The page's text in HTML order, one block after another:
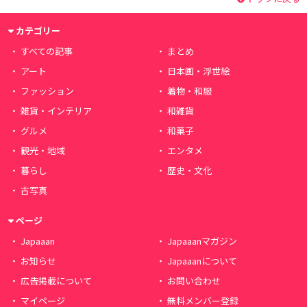
カテゴリー
すべての記事
まとめ
アート
日本画・浮世絵
ファッション
着物・和服
雑貨・インテリア
和雑貨
グルメ
和菓子
観光・地域
エンタメ
暮らし
歴史・文化
古写真
ページ
Japaaan
Japaaanマガジン
お知らせ
Japaaanについて
広告掲載について
お問い合わせ
マイページ
無料メンバー登録